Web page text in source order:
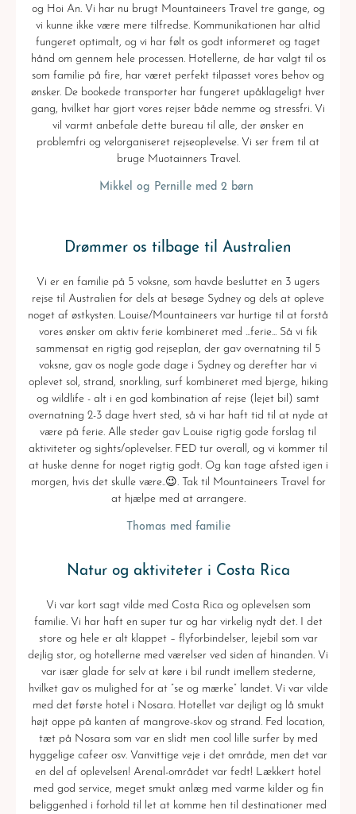
og Hoi An. Vi har nu brugt Mountaineers Travel tre gange, og
vi kunne ikke være mere tilfredse. Kommunikationen har altid
fungeret optimalt, og vi har følt os godt informeret og taget
hånd om gennem hele processen. Hotellerne, de har valgt til os
som familie på fire, har været perfekt tilpasset vores behov og
ønsker. De bookede transporter har fungeret upåklageligt hver
gang, hvilket har gjort vores rejser både nemme og stressfri. Vi
vil varmt anbefale dette bureau til alle, der ønsker en
problemfri og velorganiseret rejseoplevelse. Vi ser frem til at
bruge Muotainners Travel.
Mikkel og Pernille med 2 børn
Drømmer os tilbage til Australien
Vi er en familie på 5 voksne, som havde besluttet en 3 ugers
rejse til Australien for dels at besøge Sydney og dels at opleve
noget af østkysten. Louise/Mountaineers var hurtige til at forstå
vores ønsker om aktiv ferie kombineret med ...ferie... Så vi fik
sammensat en rigtig god rejseplan, der gav overnatning til 5
voksne, gav os nogle gode dage i Sydney og derefter har vi
oplevet sol, strand, snorkling, surf kombineret med bjerge, hiking
og wildlife - alt i en god kombination af rejse (lejet bil) samt
overnatning 2-3 dage hvert sted, så vi har haft tid til at nyde at
være på ferie. Alle steder gav Louise rigtig gode forslag til
aktiviteter og sights/oplevelser. FED tur overall, og vi kommer til
at huske denne for noget rigtig godt. Og kan tage afsted igen i
morgen, hvis det skulle være..😉. Tak til Mountaineers Travel for
at hjælpe med at arrangere.
Thomas med familie
Natur og aktiviteter i Costa Rica
Vi var kort sagt vilde med Costa Rica og oplevelsen som
familie. Vi har haft en super tur og har virkelig nydt det. I det
store og hele er alt klappet – flyforbindelser, lejebil som var
dejlig stor, og hotellerne med værelser ved siden af hinanden. Vi
var især glade for selv at køre i bil rundt imellem stederne,
hvilket gav os mulighed for at ”se og mærke” landet. Vi var vilde
med det første hotel i Nosara. Hotellet var dejligt og lå smukt
højt oppe på kanten af mangrove-skov og strand. Fed location,
tæt på Nosara som var en slidt men cool lille surfer by med
hyggelige cafeer osv. Vanvittige veje i det område, men det var
en del af oplevelsen! Arenal-området var fedt! Lækkert hotel
med god service, meget smukt anlæg med varme kilder og fin
beliggenhed i forhold til let at komme hen til destinationer med